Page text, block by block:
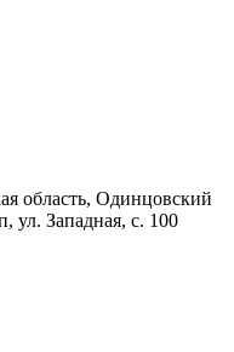
область, Одинцовский
ул. Западная, с. 100